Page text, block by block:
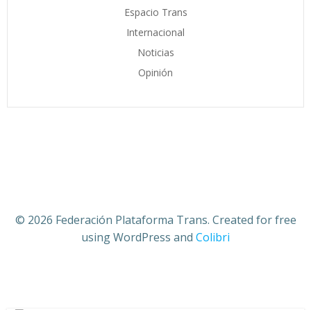
Espacio Trans
Internacional
Noticias
Opinión
© 2026 Federación Plataforma Trans. Created for free
using WordPress and Colibri